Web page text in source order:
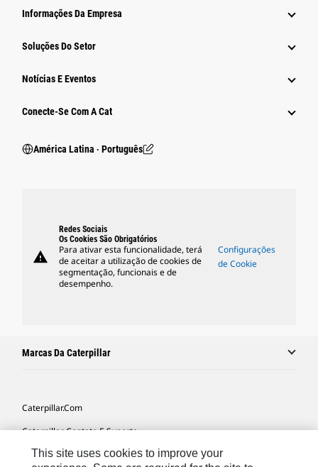
Informações Da Empresa
Soluções Do Setor
Notícias E Eventos
Conecte-Se Com A Cat
América Latina ‧ Português
warning
Redes Sociais
Os Cookies São Obrigatórios
Para ativar esta funcionalidade, terá
de aceitar a utilização de cookies de
segmentação, funcionais e de
desempenho.
Configurações
de Cookie
Marcas Da Caterpillar
Caterpillar.com
Caterpillar Contato E Suporte
Minhas Preferências De Marketing
This site uses cookies to improve your